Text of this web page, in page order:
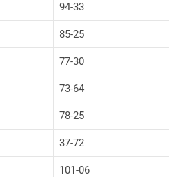
94-33
85-25
77-30
73-64
78-25
37-72
101-06